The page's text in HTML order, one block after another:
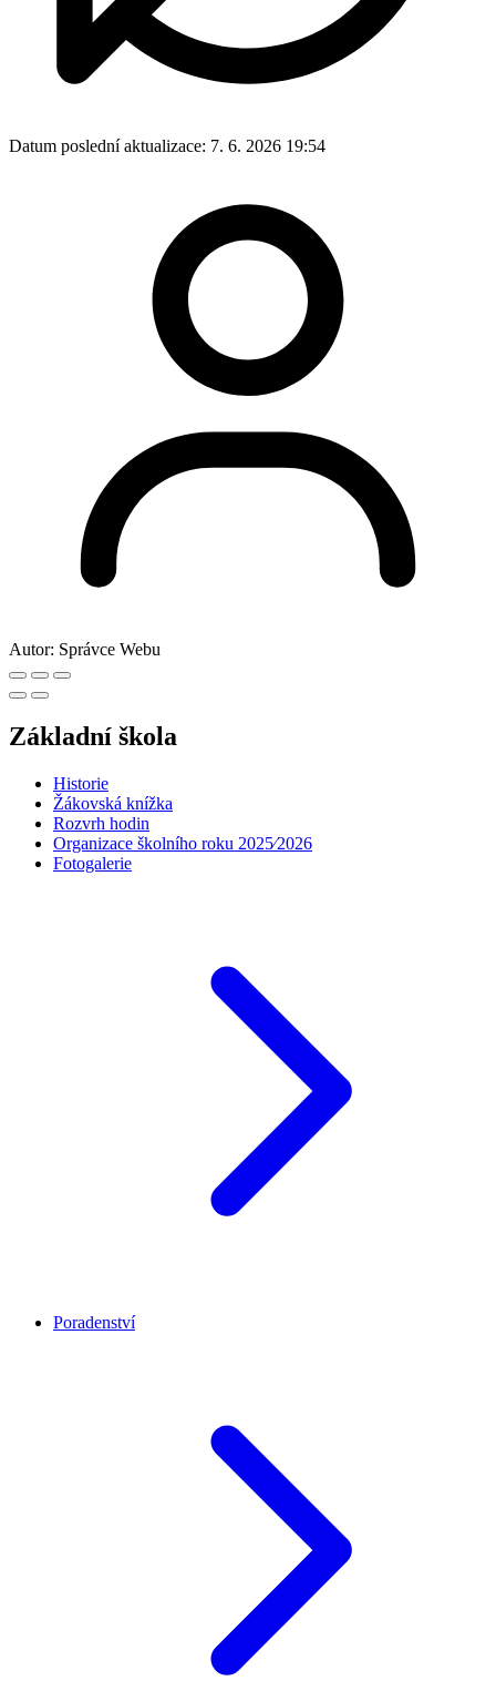
Datum poslední aktualizace: 7. 6. 2026 19:54
Autor: Správce Webu
Základní škola
Historie
Žákovská knížka
Rozvrh hodin
Organizace školního roku 2025⁄2026
Fotogalerie
Poradenství